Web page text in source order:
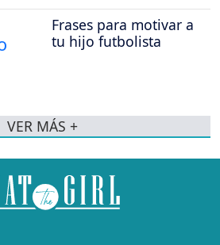
Frases para motivar a
tu hijo futbolista
VER MÁS +